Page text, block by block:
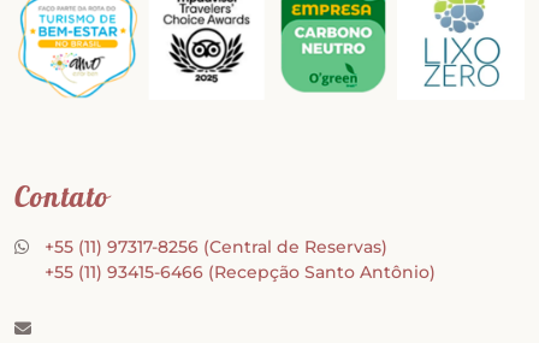
Contato
+55 (11) 97317-8256 (Central de Reservas)
+55 (11) 93415-6466 (Recepção Santo Antônio)